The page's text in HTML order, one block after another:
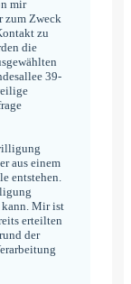
mir
zum Zweck
zu
die
39-
aus einem
entstehen.
kann. Mir ist
erteilten
der